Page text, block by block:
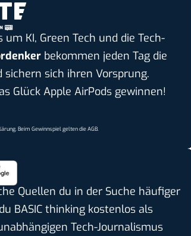
KI, Green Tech und die Tech-
bekommen jeden Tag die
sich ihren Vorsprung.
Glück Apple AirPods gewinnen!
. Beim Gewinnspiel gelten dieAGB.
Quellen du in der Suche häufiger
BASIC thinking kostenlos als
Tech-Journalismus